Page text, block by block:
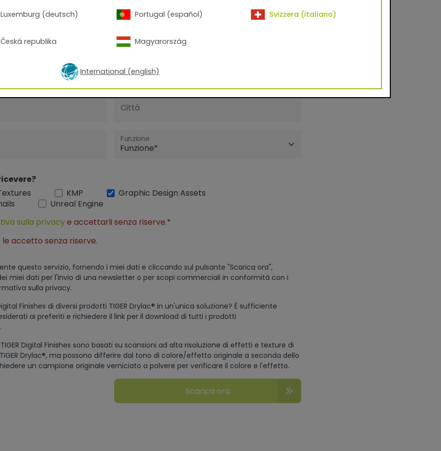
Cognome
Telefono
Città
Funzione
KMP
Graphic Design Assets
Unreal Engine
sulla privacye accettarli senza riserve.*
le accetto senza riserve.
questo servizio, fornendo i miei dati e cliccando sul pulsante "Scarica ora",
miei dati per l'invio di una newsletter o per scopi commerciali in conformità con i
sulla privacy.
Finishes di diversi prodotti TIGER Drylac® in un'unica soluzione? È sufficiente
ai preferiti e richiedere il link per il download di tutti i prodotti
Digital Finishes sono basati su scansioni ad alta risoluzione di effetti e texture di
Drylac®, ma possono differire dal tono di colore/effetto originale a seconda dello
un campione originale verniciato a polvere per verificare il colore e l'effetto.
Scarica ora
Luxemburg (deutsch)
Česká republika
Portugal (español)
Magyarország
Svizzera (italiano)
International (english)